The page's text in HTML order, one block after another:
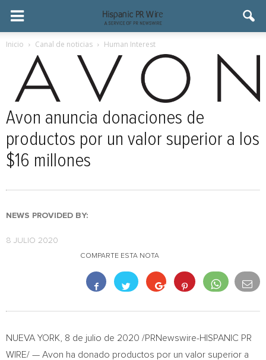
Inicio Canal de noticias Human Interest
Avon anuncia donaciones de
productos por un valor superior a los
$16 millones
NEWS PROVIDED BY:
8 JULIO 2020
COMPARTE ESTA NOTA
NUEVA YORK , 8 de julio de 2020 /PRNewswire-HISPANIC PR
WIRE/ — Avon ha donado productos por un valor superior a